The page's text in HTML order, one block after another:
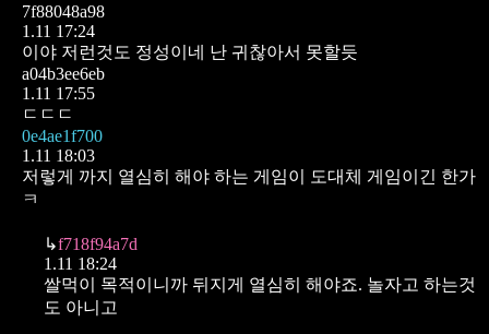
7f88048a98
1.11 17:24
이야 저런것도 정성이네 난 귀찮아서 못할듯
a04b3ee6eb
1.11 17:55
ㄷㄷㄷ
0e4ae1f700
1.11 18:03
저렇게 까지 열심히 해야 하는 게임이 도대체 게임이긴 한가
ㅋ
↳f718f94a7d
1.11 18:24
쌀먹이 목적이니까 뒤지게 열심히 해야죠. 놀자고 하는것
도 아니고